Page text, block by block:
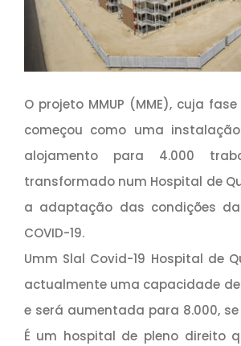
O projeto MMUP (MME), cuja
começou como uma
alojamento para 4.000
transformado num Hospital de
a adaptação das condições
COVID-19.
Umm Slal Covid-19 Hospital de
actualmente uma capacidade de
e será aumentada para 8.000,
É um hospital de pleno direito